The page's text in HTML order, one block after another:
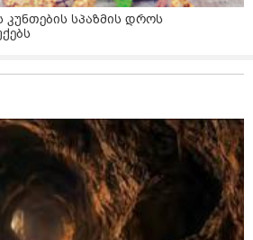
კუნთების სპაზმის დროს